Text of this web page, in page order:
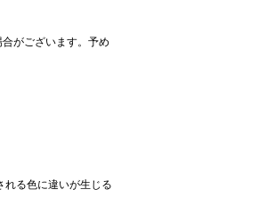
がございます。予め
れる色に違いが生じる